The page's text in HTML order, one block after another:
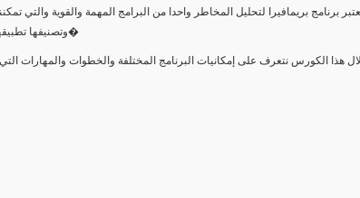
برنامج بريمافيرا لتحليل المخاطر واحدا من البرامج المهمة والقوية
وتصنيفها تطبيقها على البرنامج الزمنى والموارد والتكلفة ثم تحليل المخاطر بكفاءة واعداد تقارير متنوع�
هذا الكورس نتعرف على إمكانيات البرنامج المختلفة والخطوات والمهارات